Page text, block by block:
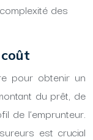
des
pour obtenir un
du prêt, de
de l’emprunteur.
est crucial